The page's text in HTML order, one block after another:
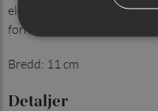
elegant alternativ till slips,
formella tillfällen där
Bredd: 11 cm
Detaljer